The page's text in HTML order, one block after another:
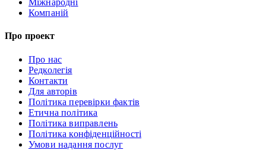
Міжнародні
Компаній
Про проект
Про нас
Редколегія
Контакти
Для авторів
Політика перевірки фактів
Етична політика
Політика виправлень
Політика конфіденційності
Умови надання послуг